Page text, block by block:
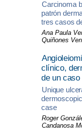
Carcinoma
patrón
tres casos
Ana Paula
Quiñones
clínico,
de un caso
Unique
case
Roger
Candanosa